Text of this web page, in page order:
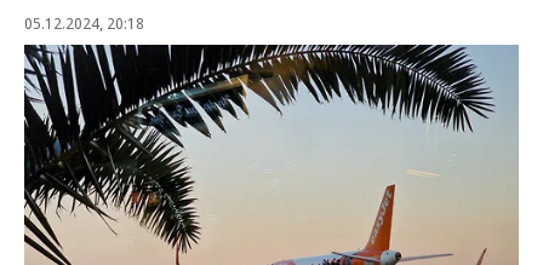
05.12.2024, 20:18